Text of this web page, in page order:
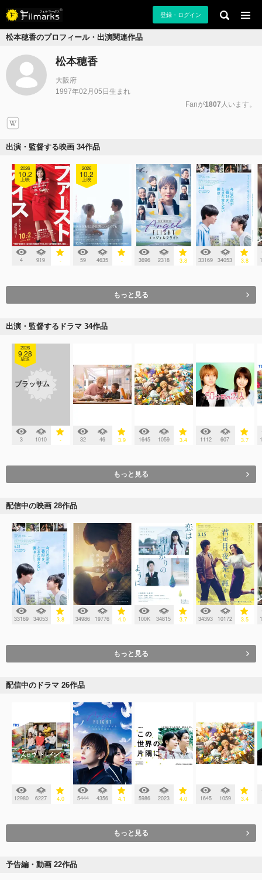
登録・ログイン
松本穂香のプロフィール・出演関連作品
松本穂香
大阪府
1997年02月05日生まれ
Fanが1807 人います。
出演・監督する映画 34作品
2026
10.2
上映
4 919 -
2026
10.2
上映
59 4635 - 3696 2318 3.8 33169 34053 3.8
もっと見る
出演・監督するドラマ 34作品
ブラッサム
2026
9.28
放送
3 1010 - 32 46 3.9 1645 1059 3.4 1112 607 3.7
もっと見る
配信中の映画 28作品
33169 34053 3.8 34986 19776 4.0 100K 34815 3.7 34393 10172 3.5
もっと見る
配信中のドラマ 26作品
12980 6227 4.0 5444 4356 4.1 5986 2023 4.0 1645 1059 3.4
もっと見る
予告編・動画 22作品